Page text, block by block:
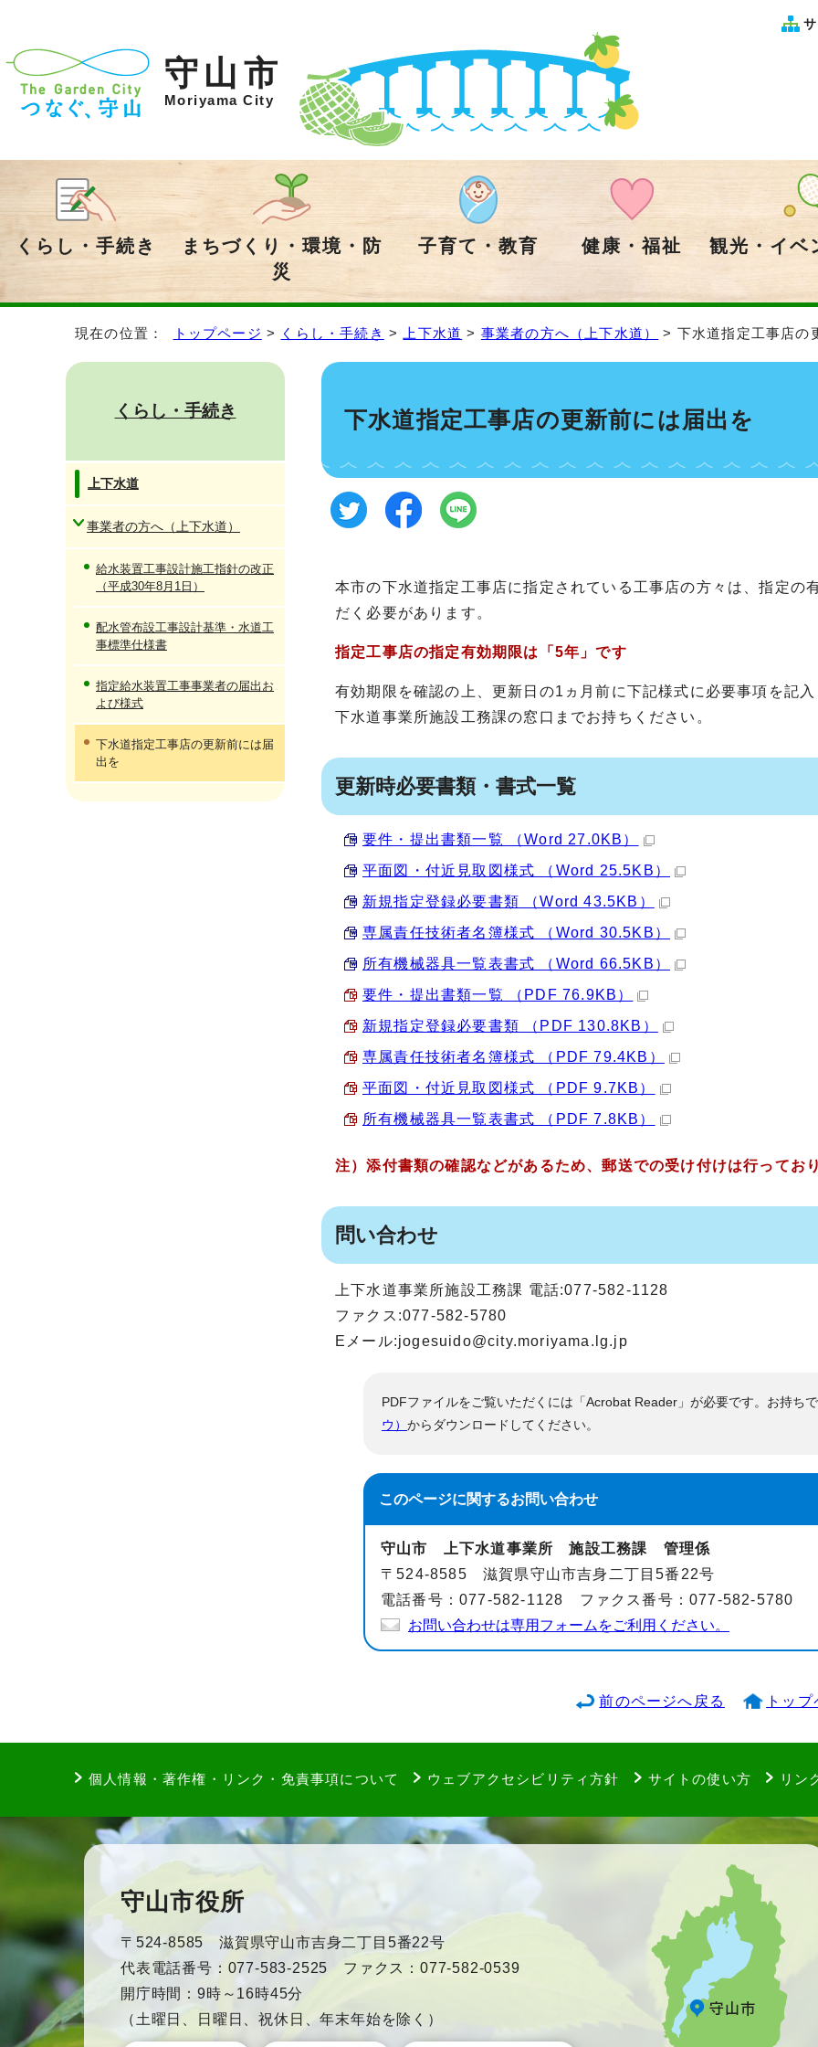
守山市
Moriyama City
くらし・手続き
まちづくり・環境・防
災
子育て・教育 健康・福祉 観光・イベ
現在の位置： トップページ > くらし・手続き > 上下水道 > 事業者の方へ（上下水道） > 下水道指定工事店の
下水道指定工事店の更新前には届出を
本市の下水道指定工事店に指定されている工事店の方々は、指定の
だく必要があります。
指定工事店の指定有効期限は「5年」です
有効期限を確認の上、更新日の1ヵ月前に下記様式に必要事項を記
下水道事業所施設工務課の窓口までお持ちください。
更新時必要書類・書式一覧
要件・提出書類一覧 （Word 27.0KB）
平面図・付近見取図様式 （Word 25.5KB）
新規指定登録必要書類 （Word 43.5KB）
専属責任技術者名簿様式 （Word 30.5KB）
所有機械器具一覧表書式 （Word 66.5KB）
要件・提出書類一覧 （PDF 76.9KB）
新規指定登録必要書類 （PDF 130.8KB）
専属責任技術者名簿様式 （PDF 79.4KB）
平面図・付近見取図様式 （PDF 9.7KB）
所有機械器具一覧表書式 （PDF 7.8KB）
注）添付書類の確認などがあるため、郵送での受け付けは行ってお
問い合わせ
上下水道事業所施設工務課 電話:077-582-1128
ファクス:077-582-5780
Eメール:jogesuido@city.moriyama.lg.jp
PDFファイルをご覧いただくには「Acrobat Reader」が必要です。お持ち
ウ） からダウンロードしてください。
このページに関するお問い合わせ
守山市 上下水道事業所 施設工務課 管理係
〒524-8585 滋賀県守山市吉身二丁目5番22号
電話番号：077-582-1128 ファクス番号：077-582-5780
お問い合わせは専用フォームをご利用ください。
くらし・手続き
上下水道
事業者の方へ（上下水道）
給水装置工事設計施工指針の改正
（平成30年8月1日）
配水管布設工事設計基準・水道工
事標準仕様書
指定給水装置工事事業者の届出お
よび様式
下水道指定工事店の更新前には届
出を
前のページへ戻る トッ
個人情報・著作権・リンク・免責事項について ウェブアクセシビリティ方針 サイトの使い方 リン
守山市役所
〒524-8585 滋賀県守山市吉身二丁目5番22号
代表電話番号：077-583-2525 ファクス：077-582-0539
開庁時間：9時～16時45分
（土曜日、日曜日、祝休日、年末年始を除く）